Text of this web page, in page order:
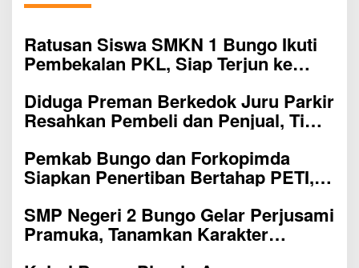
Ratusan Siswa SMKN 1 Bungo Ikuti
Pembekalan PKL, Siap Terjun ke
Diduga Preman Berkedok Juru Parkir
Resahkan Pembeli dan Penjual, Tim
Segera Bertindak
Pemkab Bungo dan Forkopimda
Siapkan Penertiban Bertahap PETI,
Panglima TNI dan Mabes polri Pusat
SMP Negeri 2 Bungo Gelar Perjusami
Pramuka, Tanamkan Karakter